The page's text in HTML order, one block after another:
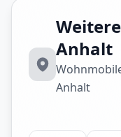
Anhalt
Anhalt